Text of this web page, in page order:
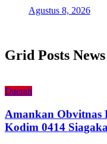
Agustus 8, 2026
Grid Posts News
Daerah
Amankan Obvitnas
Kodim 0414